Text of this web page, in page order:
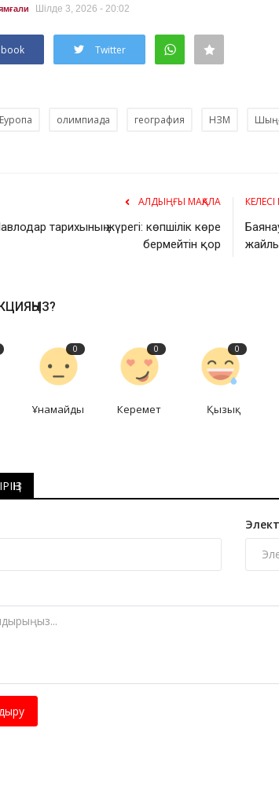
Шілде 3, 2026 - 20:02
Twitter
Еуропа олимпиада география НЗМ
АЛДЫҢҒЫ МАҚАЛА
тарихының жүрегі: көпшілік көре
бермейтін қор
0
Ұнамайды
0
Керемет
0
Қызық